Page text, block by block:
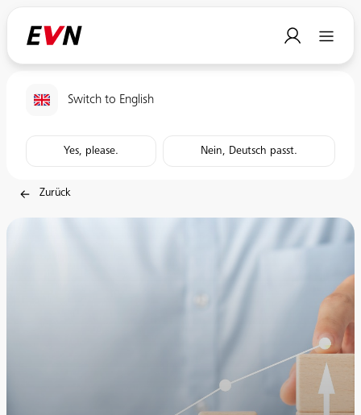
Switch to English
Yes, please. Nein, Deutsch passt.
Zurück